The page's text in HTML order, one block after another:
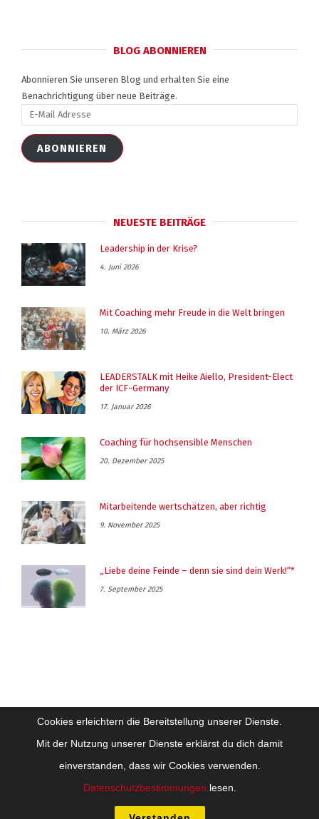
BLOG ABONNIEREN
Abonnieren Sie unseren Blog und erhalten Sie eine
Benachrichtigung über neue Beiträge.
Mail
AdresseABONNIEREN
NEUESTE BEITRÄGE
Leadership in der Krise?
4. Juni 2026
Mit Coaching mehr Freude in die Welt bringen
10. März 2026
LEADERSTALK mit Heike Aiello, President-Elect
der ICF-Germany
17. Januar 2026
Coaching für hochsensible Menschen
20. Dezember 2025
Mitarbeitende wertschätzen, aber richtig
9. November 2025
„Liebe deine Feinde – denn sie sind dein Werk!“*
7. September 2025
Cookies erleichtern die Bereitstellung unserer Dienste.
Mit der Nutzung unserer Dienste erklärst du dich damit
einverstanden, dass wir Cookies verwenden.
Datenschutzbestimmungen lesen.